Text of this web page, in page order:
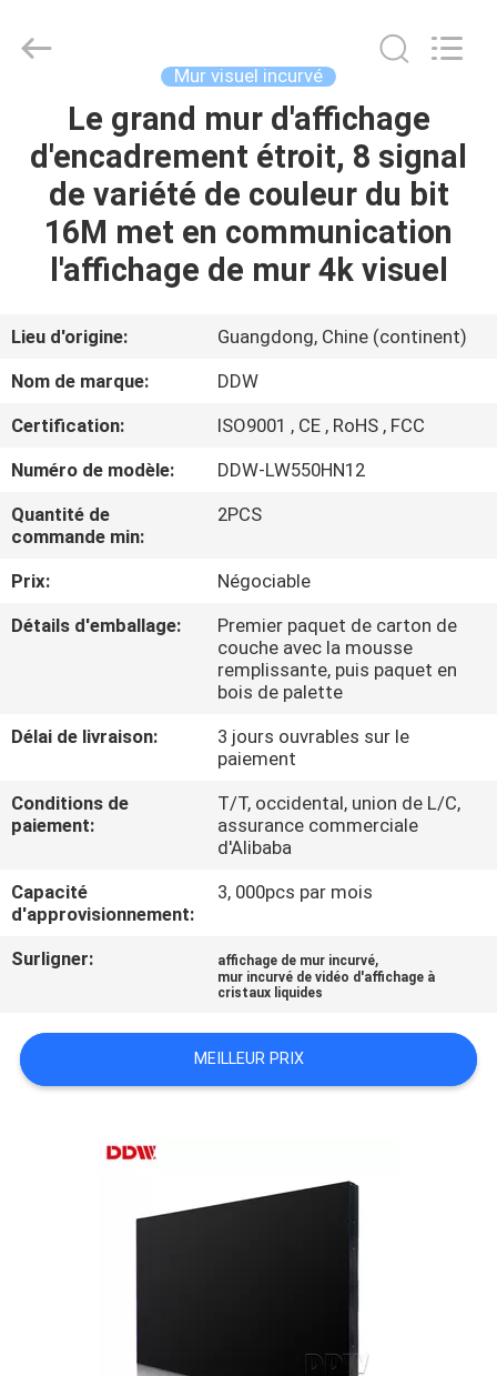
MAISON
PRODUITS
DE
NOUS
VISITE
D'USINE
CONTRÔLE
DE
QUALITÉ
NOUS
NOUVELLES
DEMANDEZ
UNE
CITATION
CASE
CENTER
Mur visuel incurvé
Le grand mur d'affichage
d'encadrement étroit, 8 signal
de variété de couleur du bit
16M met en communication
l'affichage de mur 4k visuel
Lieu d'origine:
Guangdong, Chine (continent)
Nom de marque:
DDW
Certification:
ISO9001 , CE , RoHS , FCC
Numéro de modèle:
DDW-LW550HN12
Quantité de
commande min:
2PCS
Prix:
Négociable
Détails d'emballage:
Premier paquet de carton de
couche avec la mousse
remplissante, puis paquet en
bois de palette
Délai de livraison:
3 jours ouvrables sur le
paiement
Conditions de
paiement:
T/T, occidental, union de L/C,
assurance commerciale
d'Alibaba
Capacité
d'approvisionnement:
3, 000pcs par mois
Surligner: affichage de mur incurvé,
mur incurvé de vidéo d'affichage à
cristaux liquides
MEILLEUR PRIX